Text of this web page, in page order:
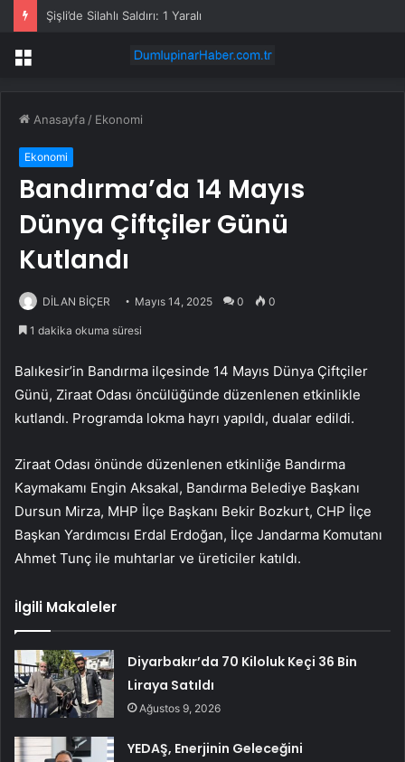
Şişli’de Silahlı Saldırı: 1 Yaralı
Menü
Anasayfa / Ekonomi
Ekonomi
Bandırma’da 14 Mayıs
Dünya Çiftçiler Günü
Kutlandı
DİLAN BİÇER Mayıs 14, 2025 0 0
1 dakika okuma süresi
Balıkesir’in Bandırma ilçesinde 14 Mayıs Dünya Çiftçiler
Günü, Ziraat Odası öncülüğünde düzenlenen etkinlikle
kutlandı. Programda lokma hayrı yapıldı, dualar edildi.
Ziraat Odası önünde düzenlenen etkinliğe Bandırma
Kaymakamı Engin Aksakal, Bandırma Belediye Başkanı
Dursun Mirza, MHP İlçe Başkanı Bekir Bozkurt, CHP İlçe
Başkan Yardımcısı Erdal Erdoğan, İlçe Jandarma Komutanı
Ahmet Tunç ile muhtarlar ve üreticiler katıldı.
İlgili Makaleler
Diyarbakır’da 70 Kiloluk Keçi 36 Bin
Liraya Satıldı
Ağustos 9, 2026
YEDAŞ, Enerjinin Geleceğini